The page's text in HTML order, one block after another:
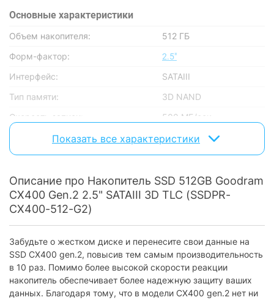
Основные характеристики
Объем накопителя:
512 ГБ
Форм-фактор:
2.5"
Интерфейс:
SATAIII
Тип памяти:
3D NAND
Скорость записи:
500 МБ/сек
Скорость чтения:
550 МБ/сек
Потребление энергии:
4.3 Вт
Время наработки на отказ:
2 млн часов
Особенности
Поддержка NVMe:
отсутствует
Ударостойкость:
есть
Дополнительно
IOPS (чтение/запись):
75 500/76 800
Показать все характеристики
Описание про Накопитель SSD 512GB Goodram
CX400 Gen.2 2.5" SATAIII 3D TLC (SSDPR-
CX400-512-G2)
Забудьте о жестком диске и перенесите свои данные на
SSD CX400 gen.2, повысив тем самым производительность
в 10 раз. Помимо более высокой скорости реакции
накопитель обеспечивает более надежную защиту ваших
данных. Благодаря тому, что в модели CX400 gen.2 нет ни